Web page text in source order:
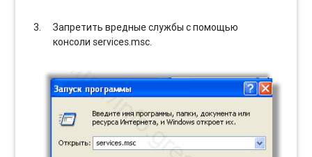
Запретить вредные службы с помощью
консоли services.msc.